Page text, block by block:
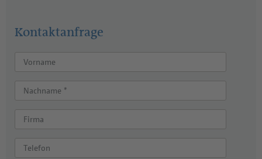
Kontaktanfrage
Vorname
Nachname *
Firma
Telefon